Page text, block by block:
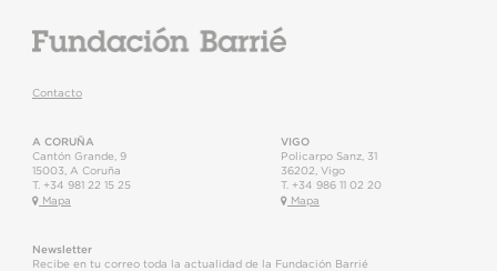
Contacto
A CORUÑA
Cantón Grande, 9
15003
A Coruña
T. +34 981 22 15 25
Mapa
VIGO
Policarpo Sanz, 31
36202 Vigo
T. +34 986 11 02 20
Mapa
Newsletter
Recibe en tu correo toda la actualidad de la Fundación Barrié